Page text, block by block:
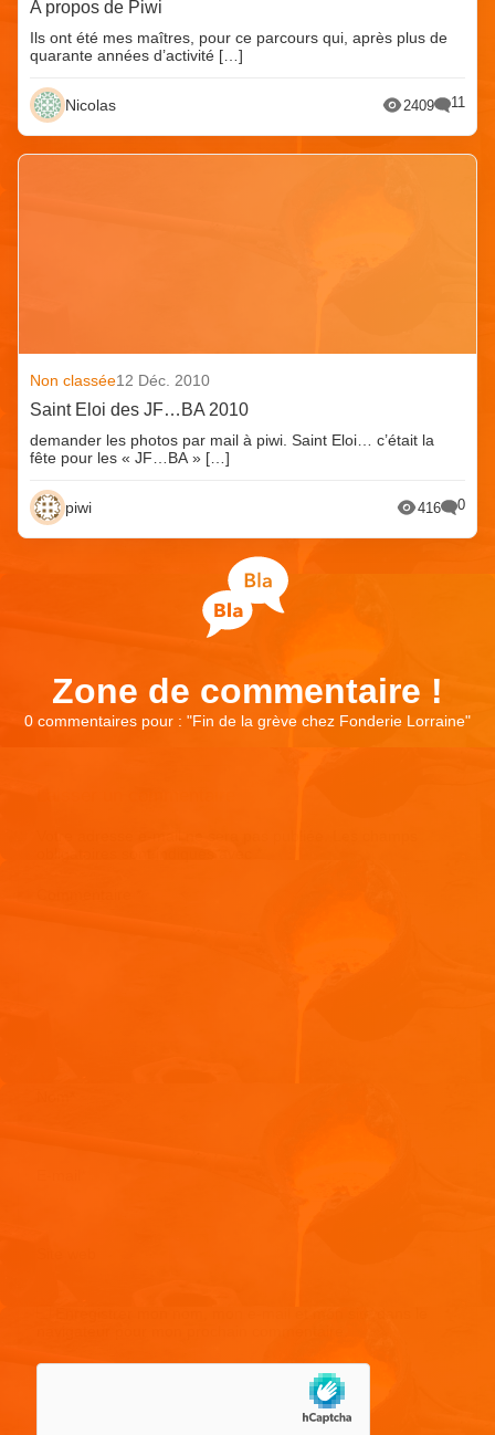
A propos de Piwi
Ils ont été mes maîtres, pour ce parcours qui, après plus de
quarante années d’activité […]
Nicolas 2409 11
Non classée12 Déc. 2010
Saint Eloi des JF…BA 2010
demander les photos par mail à piwi. Saint Eloi… c’était la
fête pour les « JF…BA » […]
piwi 416 0
Zone de commentaire !
0 commentaires pour : "Fin de la grève chez Fonderie Lorraine"